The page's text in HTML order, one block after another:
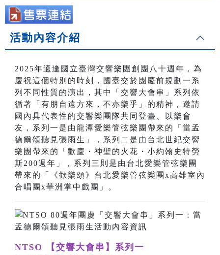
活動內容介紹
2025年適逢國立臺灣交響樂團創團八十週年，為
慶祝這個特別的時刻，國臺交於團慶前規劃一系
列不同性質的演出，其中「交響大會串」系列依
循著「有朋自遠方來，不亦樂乎」的精神，邀請
國內具代表性的交響樂團隊共同登臺、以樂會
友，系列一是由龍潭愛樂管弦樂團帶來的「當孟
德爾頌聽見張雨生」，系列二是由台北世紀交響
樂團帶來的「歡慶・神聖的火花・小約翰史特勞
斯200週年」，系列三則是由台北愛樂管弦樂團
帶來的「《歡樂頌》台北愛樂管弦樂團x高雄室內
合唱團x華洲掌中戲團」。
NTSO 【交響大會串】系列一